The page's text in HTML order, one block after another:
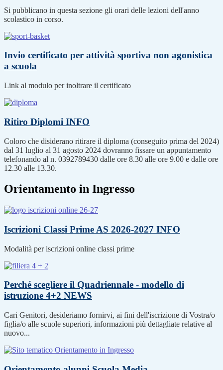
Si pubblicano in questa sezione gli orari delle lezioni dell'anno
scolastico in corso.
Invio certificato per attività sportiva non agonistica
a scuola
Link al modulo per inoltrare il certificato
Ritiro Diplomi INFO
Coloro che disiderano ritirare il diploma (conseguito prima del 2024)
dal 31 luglio al 31 agosto 2024 dovranno fissare un appuntamento
telefonando al n. 0392789430 dalle ore 8.30 alle ore 9.00 e dalle ore
12.30 alle 13.30.
Orientamento in Ingresso
Iscrizioni Classi Prime AS 2026-2027 INFO
Modalità per iscrizioni online classi prime
Perché scegliere il Quadriennale - modello di
istruzione 4+2 NEWS
Cari Genitori, desideriamo fornirvi, ai fini dell'iscrizione di Vostra/o
figlia/o alle scuole superiori, informazioni più dettagliate relative al
nuovo...